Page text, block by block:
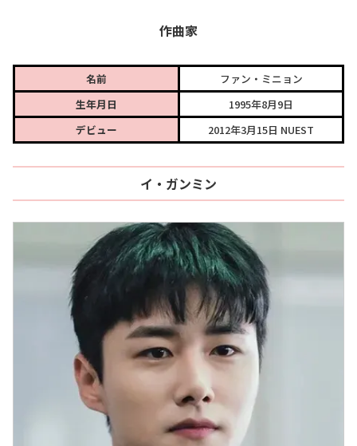
作曲家
名前
ファン・ミニョン
生年月日
1995年8月9日
デビュー
2012年3月15日 NUEST
イ・ガンミン